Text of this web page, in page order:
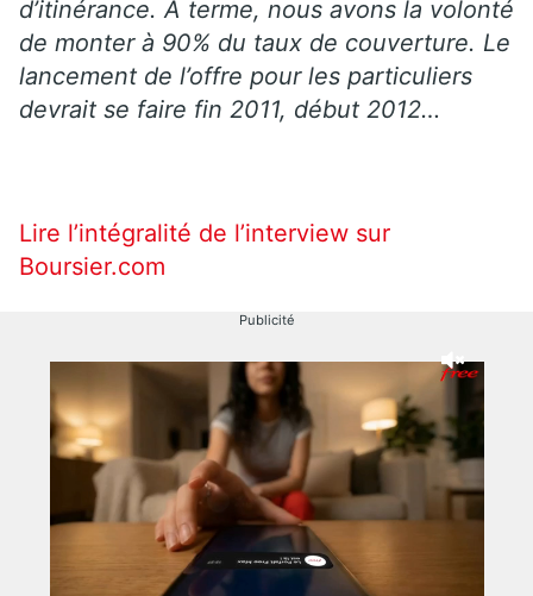
d’itinérance. A terme, nous avons la volonté
de monter à 90% du taux de couverture. Le
lancement de l’offre pour les particuliers
devrait se faire fin 2011, début 2012…
Lire l’intégralité de l’interview sur
Boursier.com
Publicité